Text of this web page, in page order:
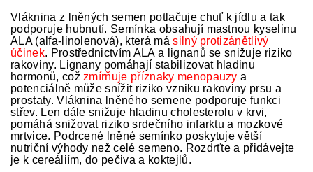
Vláknina z lněných semen potlačuje chuť k jídlu a tak
podporuje hubnutí. Semínka obsahují mastnou kyselinu
ALA (alfa-linolenová), která másilný protizánětlivý
účinek. Prostřednictvím ALA a lignanů se snižuje riziko
rakoviny. Lignany pomáhají stabilizovat hladinu
hormonů, cožzmírňuje příznaky menopauzy a
potenciálně může snížit riziko vzniku rakoviny prsu a
prostaty. Vláknina lněného semene podporuje funkci
střev. Len dále snižuje hladinu cholesterolu v krvi,
pomáhá snižovat riziko srdečního infarktu a mozkové
mrtvice. Podrcené lněné semínko poskytuje větší
nutriční výhody než celé semeno. Rozdrťte a přidávejte
je k cereáliím, do pečiva a koktejlů.